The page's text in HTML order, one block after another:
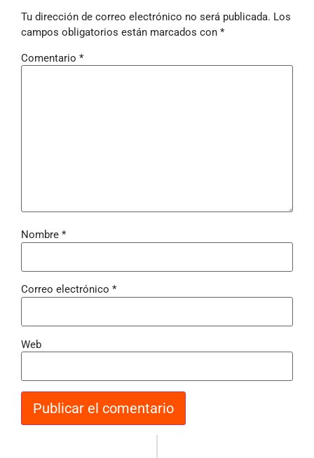
Tu dirección de correo electrónico no será publicada. Los
campos obligatorios están marcados con *
Comentario *
Nombre *
Correo electrónico *
Web